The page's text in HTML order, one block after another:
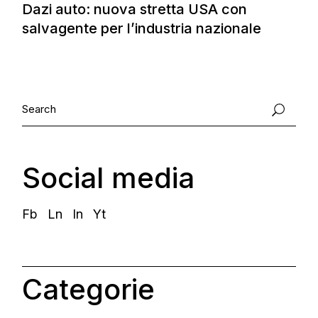
Dazi auto: nuova stretta USA con
salvagente per l’industria nazionale
Social media
Fb Ln In Yt
Categorie